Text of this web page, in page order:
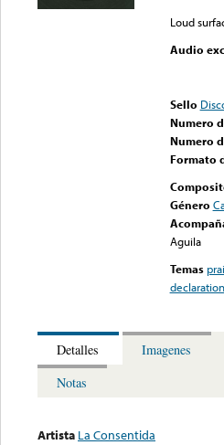
Loud
Audio
Sello
Numero
Numero
Formato
Género
Aguila
Temas
declaration
Detalles
Imagenes
Notas
Artista La Consentida